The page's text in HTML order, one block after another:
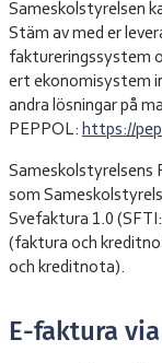
Sameskolstyrelsen
Stäm av med er
faktureringssystem
ert ekonomisystem
andra lösningar på
PEPPOL: https://
Sameskolstyrelsens
som
Svefaktura 1.0
(faktura och
och kreditnota).
E-faktura via